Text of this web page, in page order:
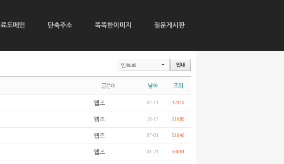
도메인 단축주소 똑똑한이미지 질문게시판
인트로
글쓴이 날짜 조회
웹즈 02-11 42118
웹즈 10-17 51689
웹즈 07-01 51848
웹즈 01-21 53061